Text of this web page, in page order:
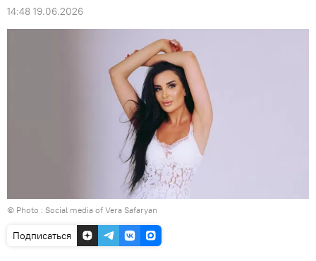
14:48 19.06.2026
© Photo : Social media of Vera Safaryan
Подписаться